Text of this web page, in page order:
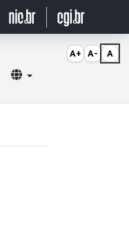
Selecionar idioma
A+ A- A